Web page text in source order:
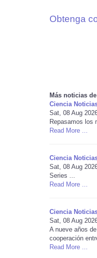
Obtenga
Más noticias
Ciencia
Sat, 08 Aug
Repasamos los
Read More ...
Ciencia
Sat, 08 Aug
Series ...
Read More ...
Ciencia
Sat, 08 Aug
A nueve años
cooperación
Read More ...